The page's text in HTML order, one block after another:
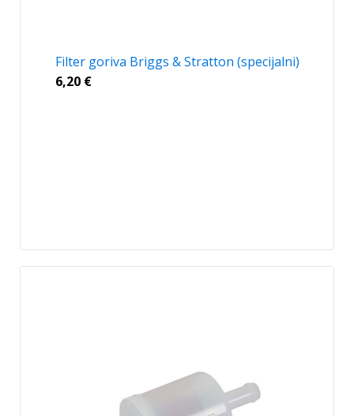
Filter goriva Briggs & Stratton (specijalni)
6,20 €